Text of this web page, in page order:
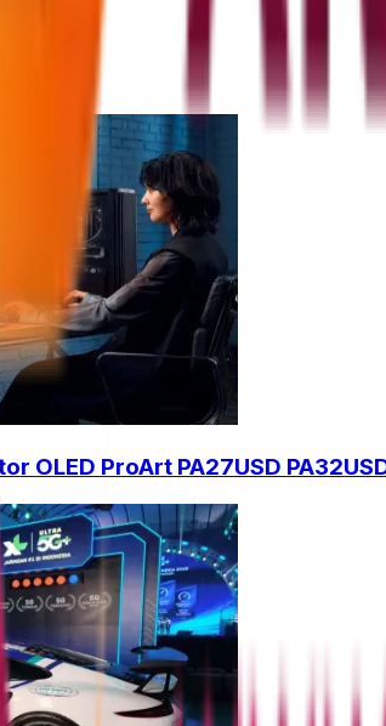
OLED ProArt PA27USD